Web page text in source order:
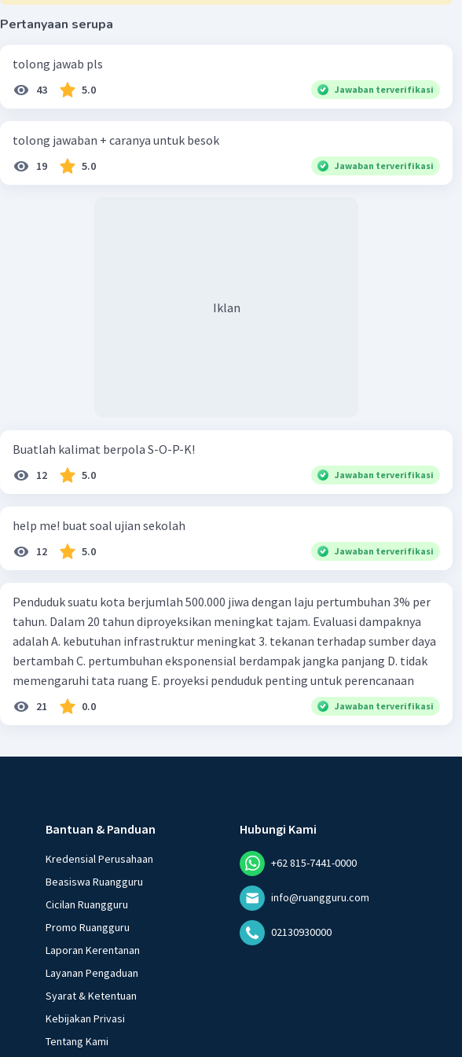
c. Apakah gaya listrik antara kertas tisu dengan sedotan plastik
gaya tolak menolak?
Jawaban: Gaya listrik antara kertas tisu dengan sedotan plastik
d. Jelaskan mengapa kertas tisu yang telah digunakan untuk
menggosok menjadi bermuatan listrik?
benda dapat menyebabkan perpindahan muatan listrik, yang
Pertanyaan serupa
tolong jawab pls
43 5.0 Jawaban terverifikasi
tolong jawaban + caranya untuk besok
19 5.0 Jawaban terverifikasi
Iklan
Buatlah kalimat berpola S-O-P-K!
12 5.0 Jawaban terverifikasi
help me! buat soal ujian sekolah
12 5.0 Jawaban terverifikasi
Penduduk suatu kota berjumlah 500.000 jiwa dengan laju pertumbuhan 3% per
tahun. Dalam 20 tahun diproyeksikan meningkat tajam. Evaluasi dampaknya
adalah A. kebutuhan infrastruktur meningkat 3. tekanan terhadap sumber daya
bertambah C. pertumbuhan eksponensial berdampak jangka panjang D. tidak
memengaruhi tata ruang E. proyeksi penduduk penting untuk perencanaan
21 0.0 Jawaban terverifikasi
Bantuan & Panduan
Kredensial Perusahaan
Beasiswa Ruangguru
Cicilan Ruangguru
Promo Ruangguru
Laporan Kerentanan
Layanan Pengaduan
Syarat & Ketentuan
Kebijakan Privasi
Tentang Kami
Hubungi Kami
+62 815-7441-0000
info@ruangguru.com
02130930000